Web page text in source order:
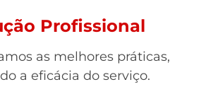
Profissional
as melhores práticas,
a eficácia do serviço.